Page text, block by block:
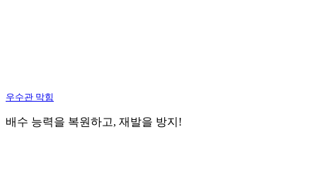
우수관 막힘
배수 능력을 복원하고, 재발을 방지!